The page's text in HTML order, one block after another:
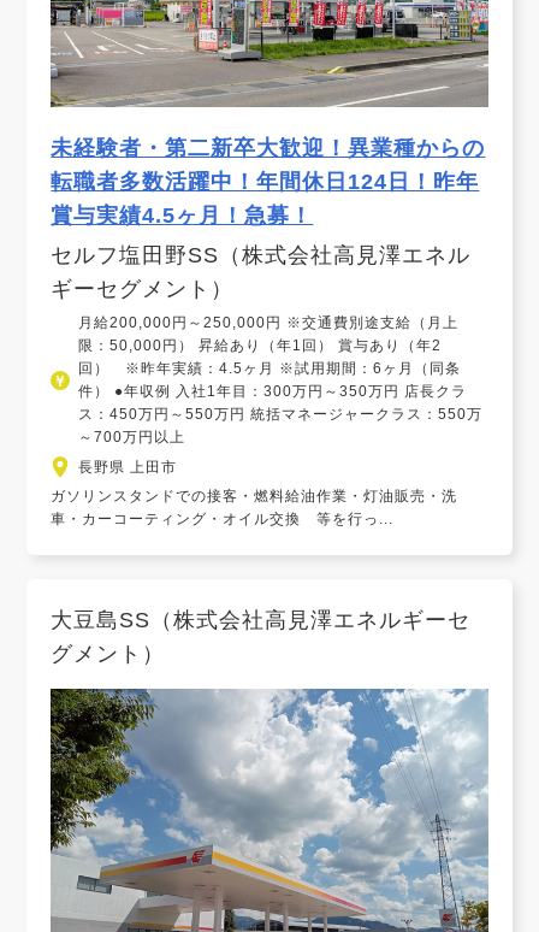
未経験者・第二新卒大歓迎！異業種からの
転職者多数活躍中！年間休日124日！昨年
賞与実績4.5ヶ月！急募！
セルフ塩田野SS（株式会社高見澤エネル
ギーセグメント）
月給200,000円～250,000円 ※交通費別途支給（月上
限：50,000円） 昇給あり（年1回） 賞与あり（年2
回） ※昨年実績：4.5ヶ月 ※試用期間：6ヶ月（同条
件） ●年収例 入社1年目：300万円～350万円 店長クラ
ス：450万円～550万円 統括マネージャークラス：550万
～700万円以上
長野県 上田市
ガソリンスタンドでの接客・燃料給油作業・灯油販売・洗
車・カーコーティング・オイル交換 等を行っ...
大豆島SS（株式会社高見澤エネルギーセ
グメント）